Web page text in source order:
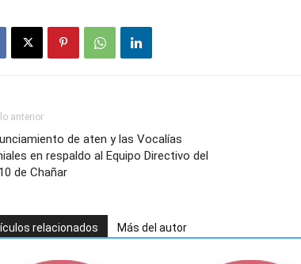
anterior
de aten y las Vocalías
en respaldo al Equipo Directivo del
de Chañar
relacionados Más del autor